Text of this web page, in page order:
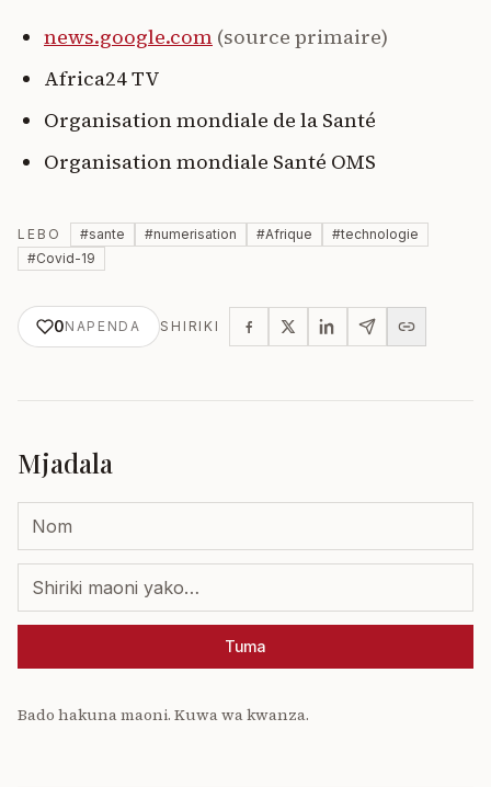
news.google.com (source primaire)
Africa24 TV
Organisation mondiale de la Santé
Organisation mondiale Santé OMS
LEBO #sante #numerisation #Afrique #technologie
#Covid-19
0NAPENDA SHIRIKI
Mjadala
Tuma
Bado hakuna maoni. Kuwa wa kwanza.